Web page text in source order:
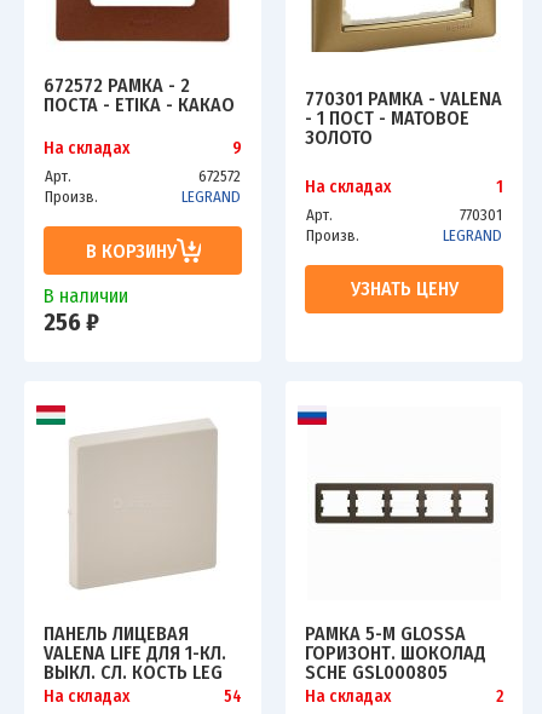
672572 РАМКА - 2
ПОСТА - ETIKA - КАКАО
На складах 9
Арт.
672572
Произв.
LEGRAND
В КОРЗИНУ
В наличии
256 ₽
770301 РАМКА - VALENA
- 1 ПОСТ - МАТОВОЕ
ЗОЛОТО
На складах 1
Арт.
770301
Произв.
LEGRAND
УЗНАТЬ ЦЕНУ
ПАНЕЛЬ ЛИЦЕВАЯ
VALENA LIFE ДЛЯ 1-КЛ.
ВЫКЛ. СЛ. КОСТЬ LEG
755001
На складах 54
РАМКА 5-М GLOSSA
ГОРИЗОНТ. ШОКОЛАД
SCHE GSL000805
На складах 2